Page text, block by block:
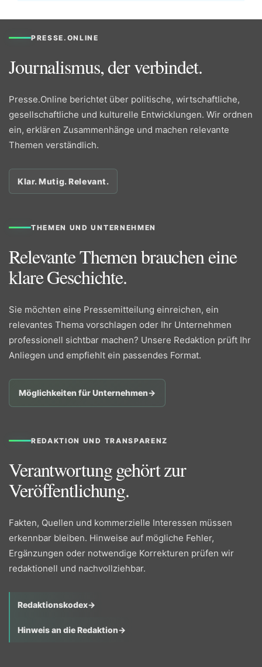
PRESSE.ONLINE
Journalismus, der verbindet.
Presse.Online berichtet über politische, wirtschaftliche,
gesellschaftliche und kulturelle Entwicklungen. Wir ordnen
ein, erklären Zusammenhänge und machen relevante
Themen verständlich.
Klar. Mutig. Relevant.
THEMEN UND UNTERNEHMEN
Relevante Themen brauchen eine
klare Geschichte.
Sie möchten eine Pressemitteilung einreichen, ein
relevantes Thema vorschlagen oder Ihr Unternehmen
professionell sichtbar machen? Unsere Redaktion prüft Ihr
Anliegen und empfiehlt ein passendes Format.
Möglichkeiten für Unternehmen→
REDAKTION UND TRANSPARENZ
Verantwortung gehört zur
Veröffentlichung.
Fakten, Quellen und kommerzielle Interessen müssen
erkennbar bleiben. Hinweise auf mögliche Fehler,
Ergänzungen oder notwendige Korrekturen prüfen wir
redaktionell und nachvollziehbar.
Redaktionskodex→
Hinweis an die Redaktion→